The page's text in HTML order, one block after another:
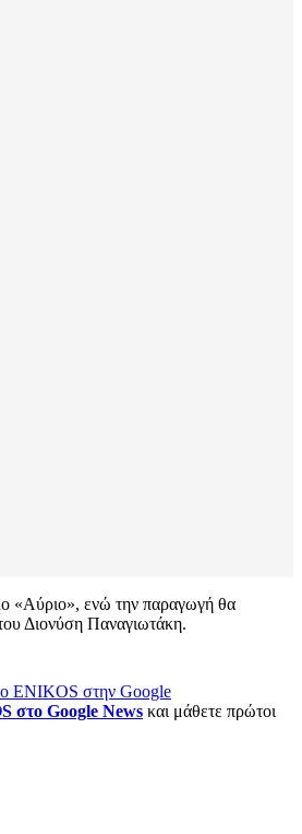
«Αύριο», ενώ την παραγωγή θα
Διονύση Παναγιωτάκη.
ENIKOS στην Google
στο Google News και μάθετε πρώτοι